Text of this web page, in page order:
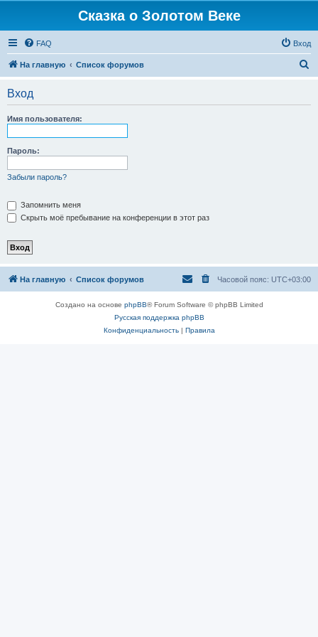
Сказка о Золотом Веке
FAQ Вход
На главную Список форумов
Вход
Имя пользователя:
Пароль:
Забыли пароль?
Запомнить меня
Скрыть моё пребывание на конференции в этот раз
На главную Список форумов Часовой пояс: UTC+03:00
Создано на основе phpBB® Forum Software © phpBB Limited
Русская поддержка phpBB
Конфиденциальность| Правила